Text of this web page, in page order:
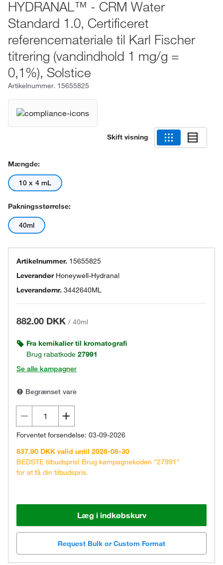
HYDRANAL™ - CRM Water
Standard 1.0, Certificeret
referencemateriale til Karl Fischer
titrering (vandindhold 1 mg/g =
0,1%), Solstice
Artikelnummer. 15655825
Skift visning
Mængde:
10 x 4 mL
Pakningsstørrelse:
40ml
Artikelnummer. 15655825
Leverandør Honeywell-Hydranal
Leverandørnr. 3442640ML
882.00 DKK / 40ml
Fra kemikalier til kromatografi
Brug rabatkode 27991
Se alle kampagner
Begrænset vare
Forventet forsendelse: 03-09-2026
837.90 DKK valid until 2026-08-30
BEDSTE tilbudspris! Brug kampagnekoden "27991"
for at få din tilbudspris.
Læg i indkøbskurv
Request Bulk or Custom Format